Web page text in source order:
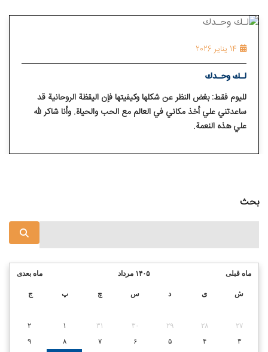
14 يناير 2026
لـك وحـدك
لليوم فقط: بغض النظر عن شكلها وكيفيتها فإن اليقظة الروحانية قد
ساعدتني علي أخذ مكاني في العالم مع الحب والحياة. وأنا شاكر لله
علي هذه النعمة.
بحث
ماه بعدی ۱۴۰۵ مرداد ماه قبلی
ش ی د س چ پ ج
۲۷ ۲۸ ۲۹ ۳۰ ۳۱ ۱
۲
۳
۴ ۵ ۶ ۷ ۸
۹